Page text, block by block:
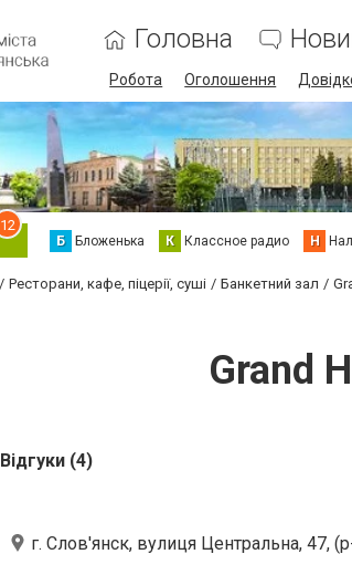
Головна
Робота Оголошення
12
Б Бложенька К Классное радио Н
Ресторани, кафе, піцерії, суші Банкетний зал
Grand
Відгуки (4)
г. Слов'янск, вулиця Центральна, 47,